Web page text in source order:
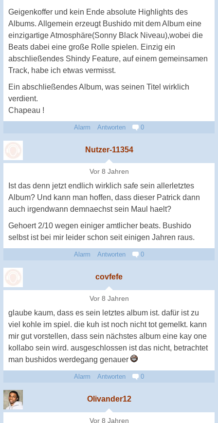
Geigenkoffer und kein Ende absolute Highlights des
Albums. Allgemein erzeugt Bushido mit dem Album eine
einzigartige Atmosphäre(Sonny Black Niveau),wobei die
Beats dabei eine große Rolle spielen. Einzig ein
abschließendes Shindy Feature, auf einem gemeinsamen
Track, habe ich etwas vermisst.
Ein abschließendes Album, was seinen Titel wirklich
verdient.
Chapeau !
Alarm Antworten 0
Nutzer-11354
Vor 8 Jahren
Ist das denn jetzt endlich wirklich safe sein allerletztes
Album? Und kann man hoffen, dass dieser Patrick dann
auch irgendwann demnaechst sein Maul haelt?
Gehoert 2/10 wegen einiger amtlicher beats. Bushido
selbst ist bei mir leider schon seit einigen Jahren raus.
Alarm Antworten 0
covfefe
Vor 8 Jahren
glaube kaum, dass es sein letztes album ist. dafür ist zu
viel kohle im spiel. die kuh ist noch nicht tot gemelkt. kann
mir gut vorstellen, dass sein nächstes album eine kay one
kollabo sein wird. ausgeschlossen ist das nicht, betrachtet
man bushidos werdegang genauer
Alarm Antworten 0
Olivander12
Vor 8 Jahren